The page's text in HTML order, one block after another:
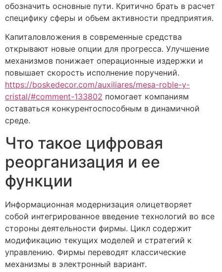
обозначить основные пути. Критично брать в расчет
специфику сферы и объем активности предприятия.
Капиталовложения в современные средства
открывают новые опции для прогресса. Улучшение
механизмов понижает операционные издержки и
повышает скорость исполнение поручений.
https://boskedecor.com/auxiliares/mesa-roble-y-
cristal/#comment-133802 помогает компаниям
оставаться конкурентоспособным в динамичной
среде.
Что такое цифровая
реорганизация и ее
функции
Информационная модернизация олицетворяет
собой интегрированное введение технологий во все
стороны деятельности фирмы. Цикл содержит
модификацию текущих моделей и стратегий к
управлению. Фирмы переводят классические
механизмы в электронный вариант.